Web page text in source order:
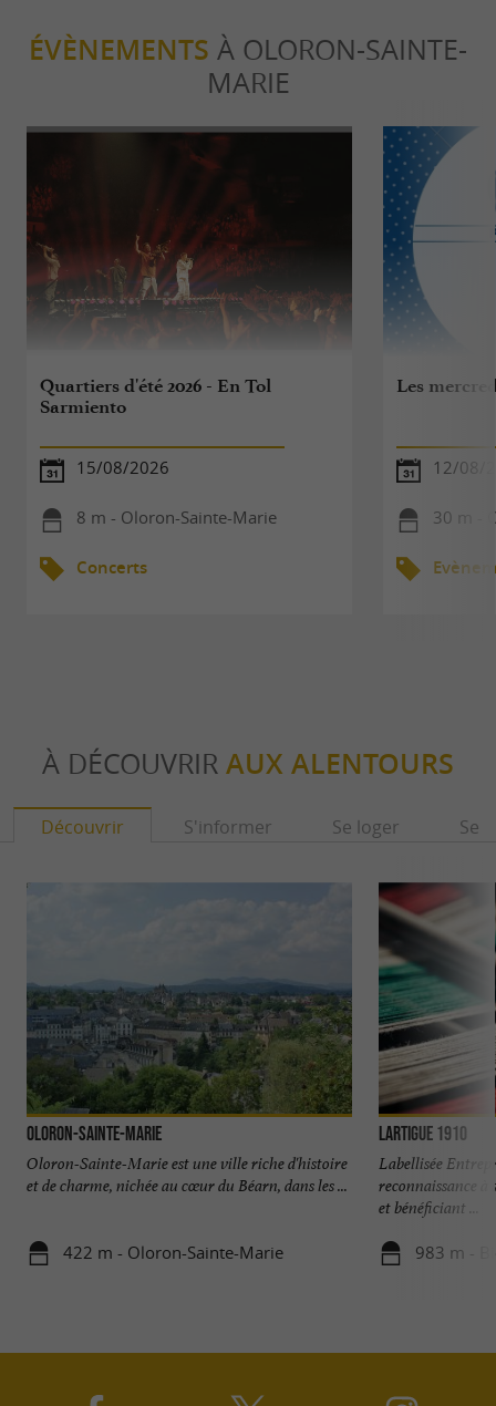
ÉVÈNEMENTS À OLORON-SAINTE-
MARIE
Quartiers d'été 2026 - En Tol
Sarmiento
15/08/2026
8 m - Oloron-Sainte-Marie
Concerts
Les
12/08/
30 m -
À DÉCOUVRIR AUX ALENTOURS
Découvrir S'informer Se loger Se
Oloron-Sainte-Marie
Oloron-Sainte-Marie est une ville riche d'histoire
et de charme, nichée au cœur du Béarn, dans les ...
422 m - Oloron-Sainte-Marie
Lartigue 1910
Labellisée
reconnaissance
et bénéficiant ...
983 m -